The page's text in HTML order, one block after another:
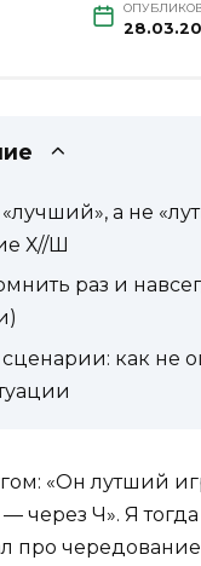
а не
Х//Ш
раз и
сценарии: как не
«Он лутший
через Ч». Я тогда
про